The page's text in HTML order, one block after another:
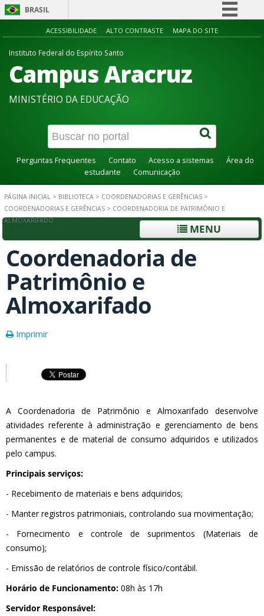
BRASIL
Simplifique!
Acesso à informação
Canais
ACESSIBILIDADE ALTO CONTRASTE MAPA DO SITE
Instituto Federal do Espírito Santo
Campus Aracruz
MINISTÉRIO DA EDUCAÇÃO
Perguntas Frequentes Contato Acesso a sistemas
Área do
estudante
Comunicação
PÁGINA INICIAL > BIBLIOTECA > COORDENADORIAS E GERÊNCIAS >
COORDENADORIAS E GERÊNCIAS > COORDENADORIA DE PATRIMÔNIO E
ALMOXARIFADO
MENU
Coordenadoria de
Patrimônio e
Almoxarifado
Imprimir
A Coordenadoria de Patrimônio e Almoxarifado desenvolve
atividades referente à administração e gerenciamento de bens
permanentes e de material de consumo adquiridos e utilizados
pelo campus.
Principais serviços:
- Recebimento de materiais e bens adquiridos;
- Manter registros patrimoniais, controlando sua movimentação;
- Fornecimento e controle de suprimentos (Materiais de
consumo);
- Emissão de relatórios de controle físico/contábil.
Horário de Funcionamento: 08h às 17h
Servidor Responsável: